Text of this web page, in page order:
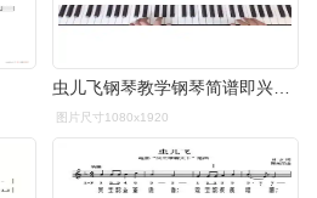
虫儿飞钢琴教学钢琴简谱即兴伴奏幼师儿歌抖音小助手dou小助手
图片尺寸1080x1920